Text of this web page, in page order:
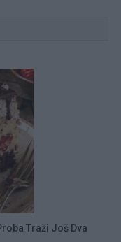
Traži Još Dva